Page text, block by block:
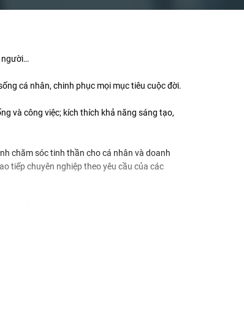
người…
cá nhân, chinh phục mọi mục tiêu cuộc đời.
và công việc; kích thích khả năng sáng tạo,
chăm sóc tinh thần cho cá nhân và doanh
tiếp chuyên nghiệp theo yêu cầu của các
để ghi tên thương hiệu của mình vào
quả nguồn nhân lực, hạn chế tối đa chảy